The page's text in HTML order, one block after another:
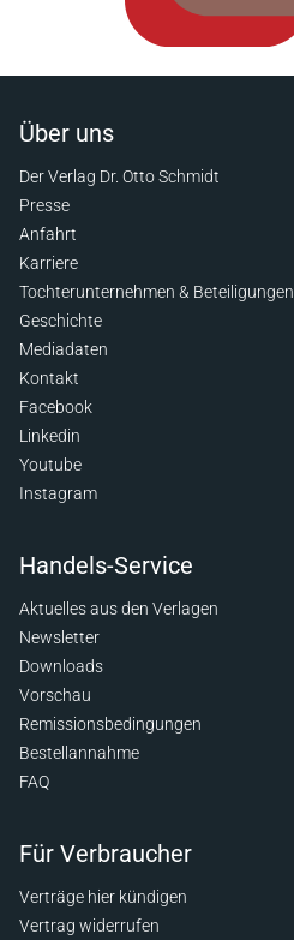
Über uns
Der Verlag Dr. Otto Schmidt
Presse
Anfahrt
Karriere
Tochterunternehmen & Beteiligungen
Geschichte
Mediadaten
Kontakt
Facebook
Linkedin
Youtube
Instagram
Handels-Service
Aktuelles aus den Verlagen
Newsletter
Downloads
Vorschau
Remissionsbedingungen
Bestellannahme
FAQ
Für Verbraucher
Verträge hier kündigen
Vertrag widerrufen